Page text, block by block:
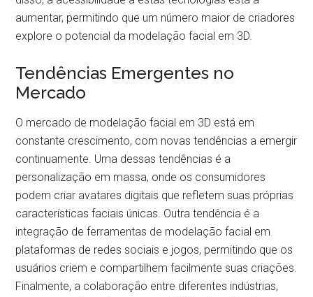
aumentar, permitindo que um número maior de criadores
explore o potencial da modelação facial em 3D.
Tendências Emergentes no
Mercado
O mercado de modelação facial em 3D está em
constante crescimento, com novas tendências a emergir
continuamente. Uma dessas tendências é a
personalização em massa, onde os consumidores
podem criar avatares digitais que refletem suas próprias
características faciais únicas. Outra tendência é a
integração de ferramentas de modelação facial em
plataformas de redes sociais e jogos, permitindo que os
usuários criem e compartilhem facilmente suas criações.
Finalmente, a colaboração entre diferentes indústrias,